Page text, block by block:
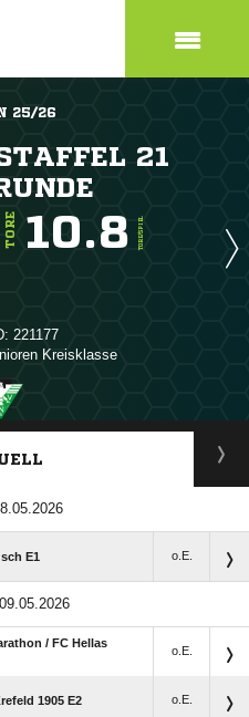
25/26
21
TORE 10.8 TORE/SPIEL
221177
Kreisklasse
E1 o.E.
/​ FC Hellas
o.E.
1905 E2 o.E.